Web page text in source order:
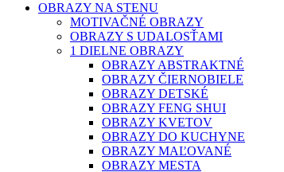
OBRAZY NA STENU
MOTIVAČNÉ OBRAZY
OBRAZY S UDALOSŤAMI
1 DIELNE OBRAZY
OBRAZY ABSTRAKTNÉ
OBRAZY ČIERNOBIELE
OBRAZY DETSKÉ
OBRAZY FENG SHUI
OBRAZY KVETOV
OBRAZY DO KUCHYNE
OBRAZY MAĽOVANÉ
OBRAZY MESTA